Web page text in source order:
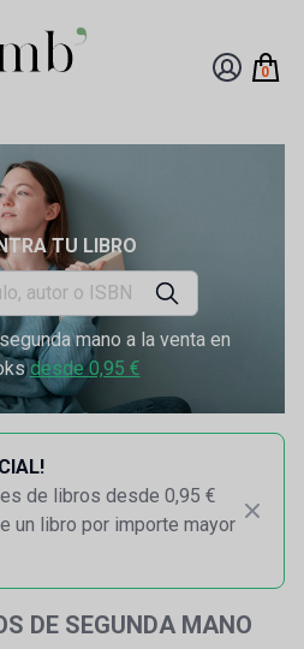
0
TU LIBRO
mano a la venta en
desde 0,95 €
de libros desde 0,95 €
un libro por importe mayor
DE SEGUNDA MANO